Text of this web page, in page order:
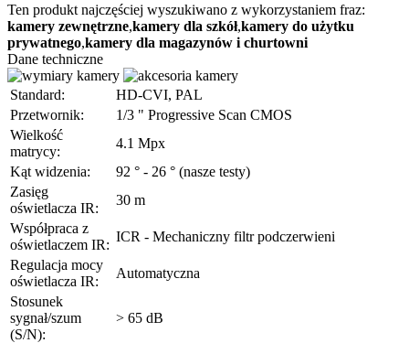
Ten produkt najczęściej wyszukiwano z wykorzystaniem fraz:
kamery zewnętrzne,kamery dla szkół,kamery do użytku
prywatnego,kamery dla magazynów i churtowni
Dane techniczne
Standard:
HD-CVI, PAL
Przetwornik:
1/3 " Progressive Scan CMOS
Wielkość
matrycy:
4.1 Mpx
Kąt widzenia:
92 ° - 26 ° (nasze testy)
Zasięg
oświetlacza IR:
30 m
Współpraca z
oświetlaczem IR:
ICR - Mechaniczny filtr podczerwieni
Regulacja mocy
oświetlacza IR:
Automatyczna
Stosunek
sygnał/szum
(S/N):
> 65 dB